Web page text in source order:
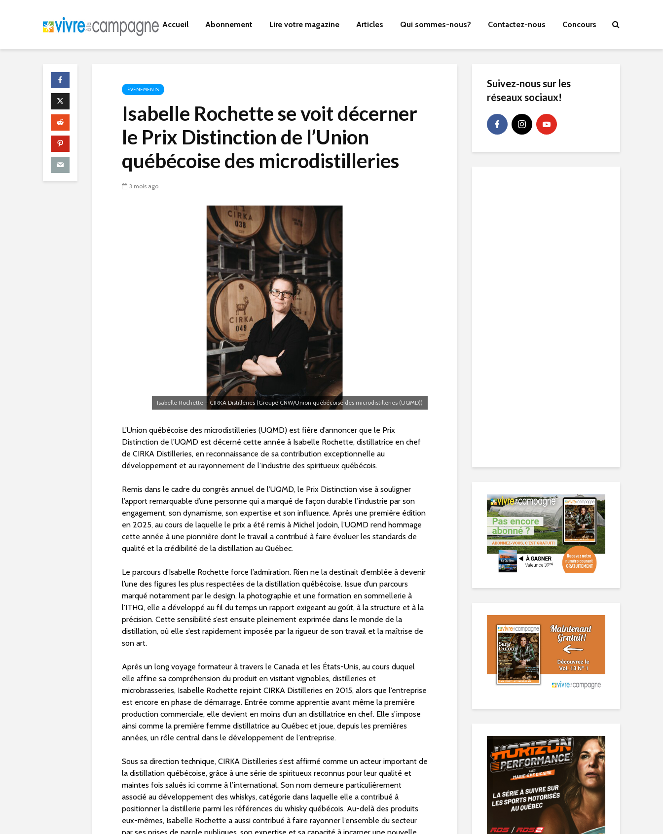
Accueil Abonnement Lire votre magazine Articles Qui sommes-nous? Contactez-nous Concours
ÉVÉNEMENTS
Isabelle Rochette se voit décerner
le Prix Distinction de l’Union
québécoise des microdistilleries
3 mois ago
Isabelle Rochette – CIRKA Distilleries (Groupe CNW/Union québécoise des microdistilleries (UQMD))
L’Union québécoise des microdistilleries (UQMD) est fière d’annoncer que le Prix
Distinction de l’UQMD est décerné cette année à Isabelle Rochette, distillatrice en chef
de CIRKA Distilleries, en reconnaissance de sa contribution exceptionnelle au
développement et au rayonnement de l’industrie des spiritueux québécois.
Remis dans le cadre du congrès annuel de l’UQMD, le Prix Distinction vise à souligner
l’apport remarquable d’une personne qui a marqué de façon durable l’industrie par son
engagement, son dynamisme, son expertise et son influence. Après une première édition
en 2025, au cours de laquelle le prix a été remis à Michel Jodoin, l’UQMD rend hommage
cette année à une pionnière dont le travail a contribué à faire évoluer les standards de
qualité et la crédibilité de la distillation au Québec.
Le parcours d’Isabelle Rochette force l’admiration. Rien ne la destinait d’emblée à devenir
l’une des figures les plus respectées de la distillation québécoise. Issue d’un parcours
marqué notamment par le design, la photographie et une formation en sommellerie à
l’ITHQ, elle a développé au fil du temps un rapport exigeant au goût, à la structure et à la
précision. Cette sensibilité s’est ensuite pleinement exprimée dans le monde de la
distillation, où elle s’est rapidement imposée par la rigueur de son travail et la maîtrise de
son art.
Après un long voyage formateur à travers le Canada et les États-Unis, au cours duquel
elle affine sa compréhension du produit en visitant vignobles, distilleries et
microbrasseries, Isabelle Rochette rejoint CIRKA Distilleries en 2015, alors que l’entreprise
est encore en phase de démarrage. Entrée comme apprentie avant même la première
production commerciale, elle devient en moins d’un an distillatrice en chef. Elle s’impose
ainsi comme la première femme distillatrice au Québec et joue, depuis les premières
années, un rôle central dans le développement de l’entreprise.
Sous sa direction technique, CIRKA Distilleries s’est affirmé comme un acteur important de
la distillation québécoise, grâce à une série de spiritueux reconnus pour leur qualité et
maintes fois salués ici comme à l’international. Son nom demeure particulièrement
associé au développement des whiskys, catégorie dans laquelle elle a contribué à
positionner la distillerie parmi les références du whisky québécois. Au-delà des produits
eux-mêmes, Isabelle Rochette a aussi contribué à faire rayonner l’ensemble du secteur
par ses prises de parole publiques, son expertise et sa capacité à incarner une nouvelle
Suivez-nous sur les
réseaux sociaux!